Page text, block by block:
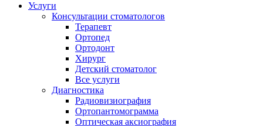
Услуги
Консультации стоматологов
Терапевт
Ортопед
Ортодонт
Хирург
Детский стоматолог
Все услуги
Диагностика
Радиовизиография
Ортопантомограмма
Оптическая аксиография